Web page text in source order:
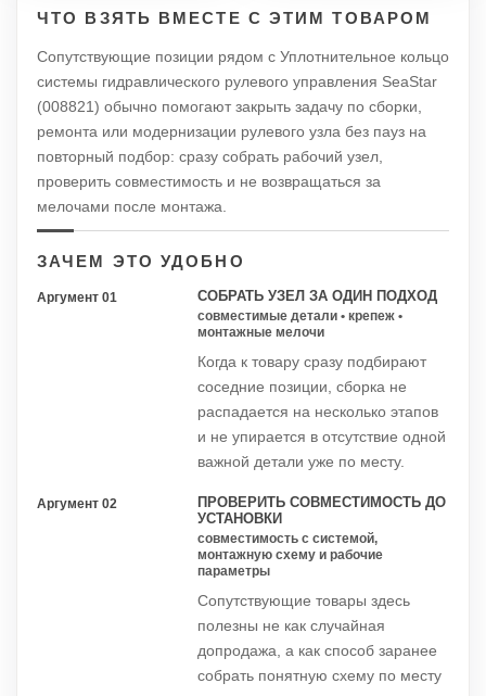
ЧТО ВЗЯТЬ ВМЕСТЕ С ЭТИМ ТОВАРОМ
Сопутствующие позиции рядом с Уплотнительное кольцо
системы гидравлического рулевого управления SeaStar
(008821) обычно помогают закрыть задачу по сборки,
ремонта или модернизации рулевого узла без пауз на
повторный подбор: сразу собрать рабочий узел,
проверить совместимость и не возвращаться за
мелочами после монтажа.
ЗАЧЕМ ЭТО УДОБНО
Аргумент 01 СОБРАТЬ УЗЕЛ ЗА ОДИН ПОДХОД
совместимые детали • крепеж •
монтажные мелочи
Когда к товару сразу подбирают
соседние позиции, сборка не
распадается на несколько этапов
и не упирается в отсутствие одной
важной детали уже по месту.
Аргумент 02
ПРОВЕРИТЬ СОВМЕСТИМОСТЬ ДО
УСТАНОВКИ
совместимость с системой,
монтажную схему и рабочие
параметры
Сопутствующие товары здесь
полезны не как случайная
допродажа, а как способ заранее
собрать понятную схему по месту